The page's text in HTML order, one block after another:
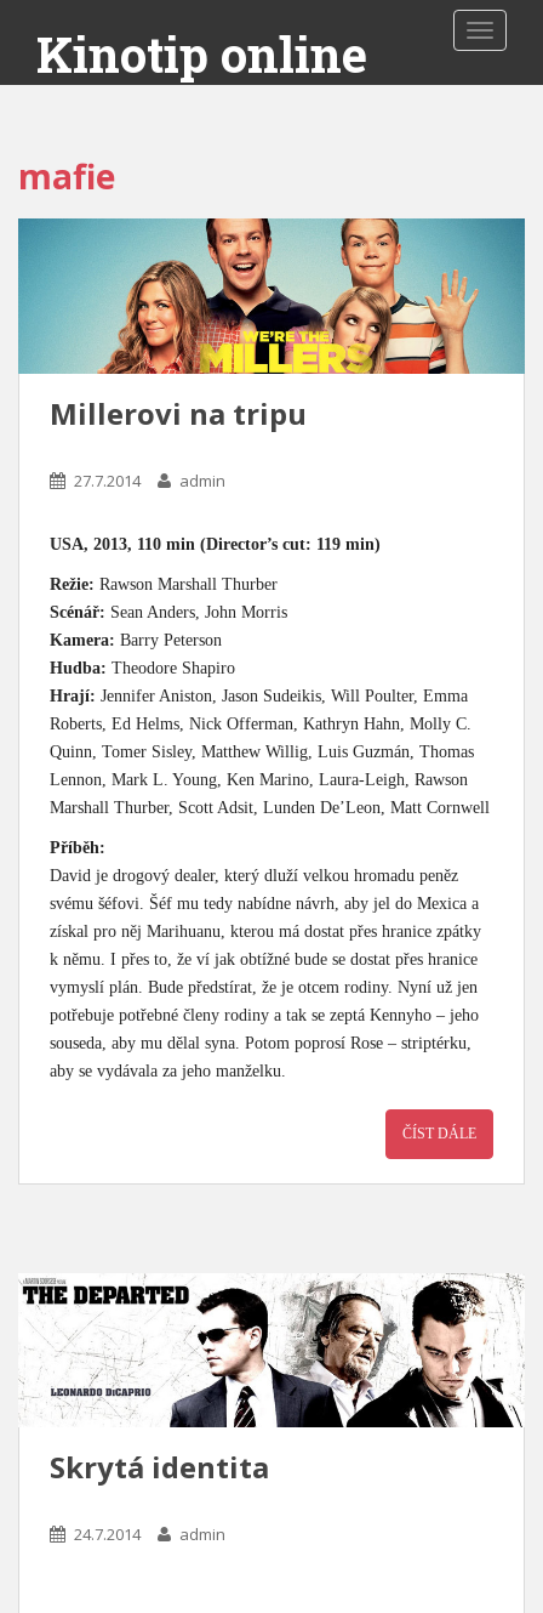
Toggle
Kinotip online
mafie
Millerovi na tripu
27.7.2014 admin
USA, 2013, 110 min (Director’s cut: 119 min)
Režie: Rawson Marshall Thurber
Scénář: Sean Anders, John Morris
Kamera: Barry Peterson
Hudba: Theodore Shapiro
Hrají: Jennifer Aniston, Jason Sudeikis, Will Poulter, Emma
Roberts, Ed Helms, Nick Offerman, Kathryn Hahn, Molly C.
Quinn, Tomer Sisley, Matthew Willig, Luis Guzmán, Thomas
Lennon, Mark L. Young, Ken Marino, Laura-Leigh, Rawson
Marshall Thurber, Scott Adsit, Lunden De’Leon, Matt Cornwell
Příběh:
David je drogový dealer, který dluží velkou hromadu peněz
svému šéfovi. Šéf mu tedy nabídne návrh, aby jel do Mexica a
získal pro něj Marihuanu, kterou má dostat přes hranice zpátky
k němu. I přes to, že ví jak obtížné bude se dostat přes hranice
vymyslí plán. Bude předstírat, že je otcem rodiny. Nyní už jen
potřebuje potřebné členy rodiny a tak se zeptá Kennyho – jeho
souseda, aby mu dělal syna. Potom poprosí Rose – striptérku,
aby se vydávala za jeho manželku.
ČÍST DÁLE
Skrytá identita
24.7.2014 admin